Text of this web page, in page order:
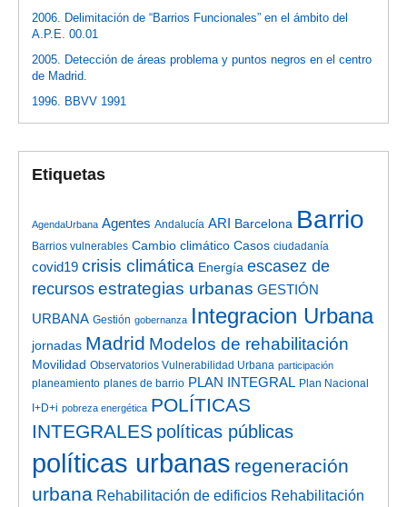
2006. Delimitación de “Barrios Funcionales” en el ámbito del
A.P.E. 00.01
2005. Detección de áreas problema y puntos negros en el centro
de Madrid.
1996. BBVV 1991
Etiquetas
AgendaUrbana Agentes Andalucía ARI Barcelona Barrio
Barrios vulnerables Cambio climático Casos ciudadanía
covid19 crisis climática Energía escasez de
recursos estrategias urbanas GESTIÓN
URBANA Gestión gobernanza Integracion Urbana
jornadas Madrid Modelos de rehabilitación
Movilidad Observatorios Vulnerabilidad Urbana participación
planeamiento planes de barrio PLAN INTEGRAL Plan Nacional
I+D+i pobreza energética POLÍTICAS
INTEGRALES políticas públicas
políticas urbanas regeneración
urbana Rehabilitación de edificios Rehabilitación